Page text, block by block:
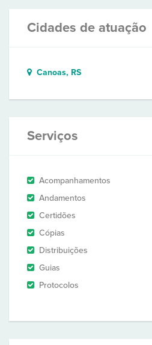
Cidades de atuação
Canoas, RS
Serviços
Acompanhamentos
Andamentos
Certidões
Cópias
Distribuições
Guias
Protocolos